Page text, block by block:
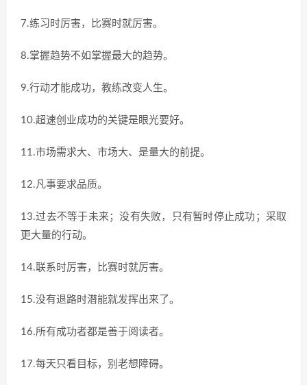
7.练习时厉害，比赛时就厉害。
8.掌握趋势不如掌握最大的趋势。
9.行动才能成功，教练改变人生。
10.超速创业成功的关键是眼光要好。
11.市场需求大、市场大、是量大的前提。
12.凡事要求品质。
13.过去不等于未来；没有失败，只有暂时停止成功；采取
更大量的行动。
14.联系时厉害，比赛时就厉害。
15.没有退路时潜能就发挥出来了。
16.所有成功者都是善于阅读者。
17.每天只看目标，别老想障碍。